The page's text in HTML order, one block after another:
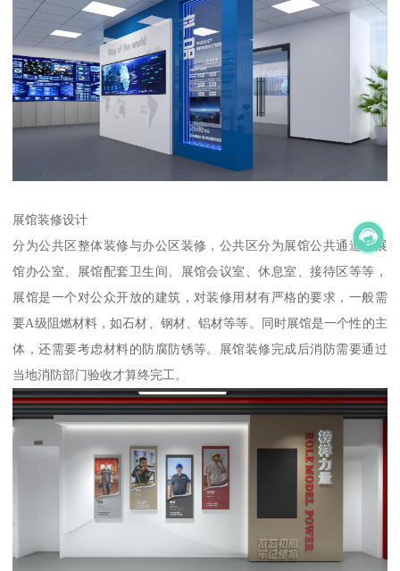
展馆装修设计
分为公共区整体装修与办公区装修，公共区分为展馆公共通道、展
馆办公室、展馆配套卫生间、展馆会议室、休息室、接待区等等，
展馆是一个对公众开放的建筑，对装修用材有严格的要求，一般需
要A级阻燃材料，如石材、钢材、铝材等等。同时展馆是一个性的主
体，还需要考虑材料的防腐防锈等。展馆装修完成后消防需要通过
当地消防部门验收才算终完工。